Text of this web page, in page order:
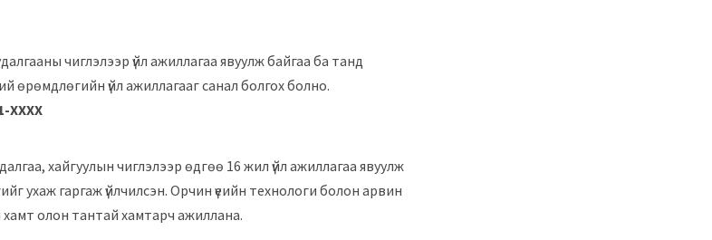
чиглэлээр үйл ажиллагаа явуулж байгаа ба танд
өрөмдлөгийн үйл ажиллагааг санал болгох болно.
ХХХХ
хайгуулын чиглэлээр өдгөө 16 жил үйл ажиллагаа явуулж
ухаж гаргаж үйлчилсэн. Орчин үеийн технологи болон арвин
олон тантай хамтарч ажиллана.